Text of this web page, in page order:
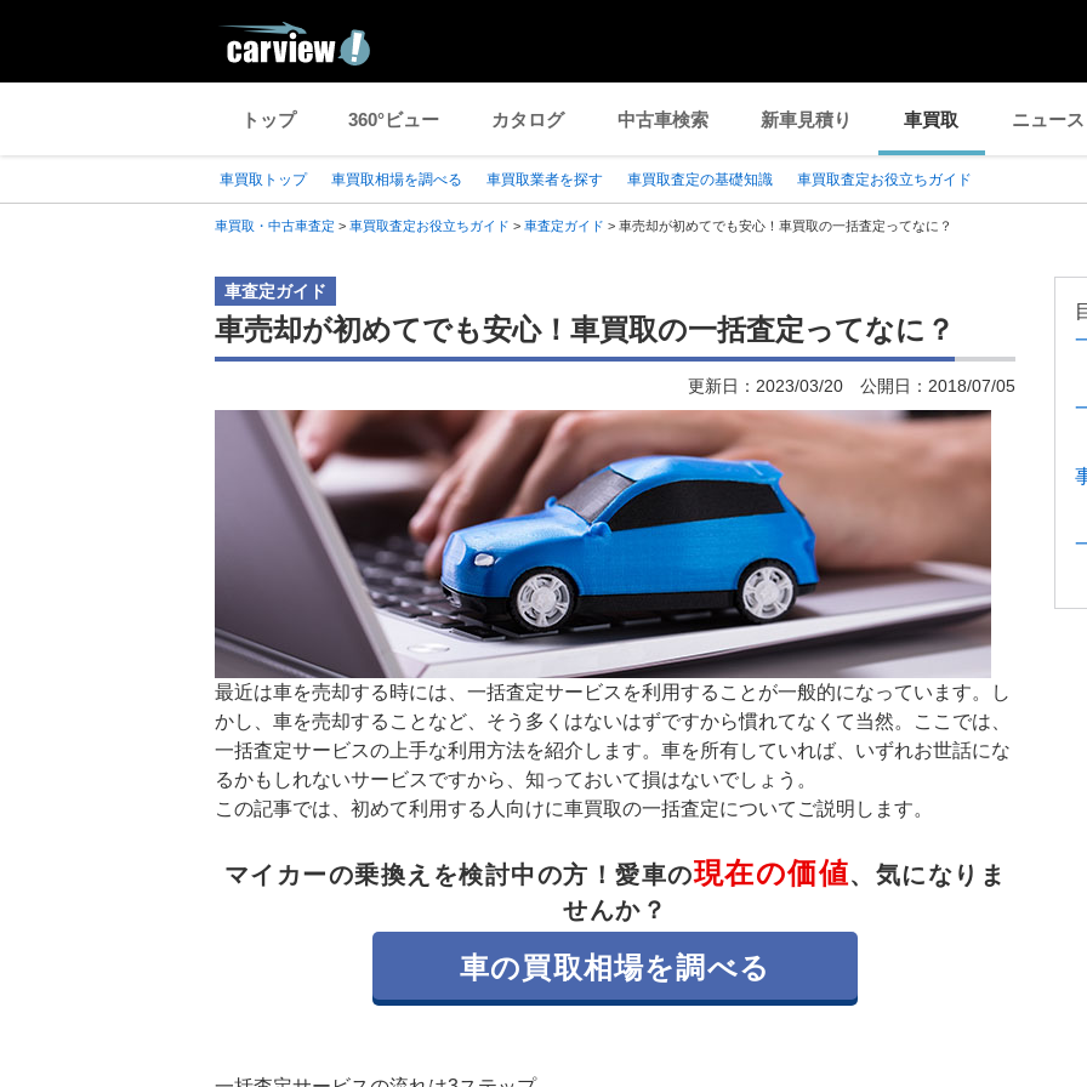
トップ 360°ビュー カタログ 中古車検索 新車見積り 車買取 ニュース
車買取トップ 車買取相場を調べる 車買取業者を探す 車買取査定の基礎知識 車買取査定お役立ちガイド
車買取・中古車査定 > 車買取査定お役立ちガイド > 車査定ガイド > 車売却が初めてでも安心！車買取の一括査定ってなに？
車査定ガイド
車売却が初めてでも安心！車買取の一括査定ってなに？
公開日： 2018/07/05
更新日： 2023/03/20
最近は車を売却する時には、一括査定サービスを利用することが一般的になっています。し
かし、車を売却することなど、そう多くはないはずですから慣れてなくて当然。ここでは、
一括査定サービスの上手な利用方法を紹介します。車を所有していれば、いずれお世話にな
るかもしれないサービスですから、知っておいて損はないでしょう。
この記事では、初めて利用する人向けに車買取の一括査定についてご説明します。
マイカーの乗換えを検討中の方！愛車の現在の価値、気になりま
せんか？
車の買取相場を調べる